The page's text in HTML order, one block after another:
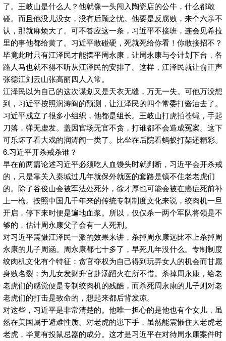
了。王岐山是什么人？他就像一头闯入陶瓷店的公牛，什么都敢
碰。而且他没儿没女，没有后顾之忧。他要是反腐败，来个六亲不
认，那就麻烦大了。可不答应这一条，习近平不接班，连会见希拉
里的事他都给黄了。习近平敢碰硬，死就死给你看！你敢接招不？
毕竟此时只有江泽民才能摆平周永康，让周永康与令计划下台，各
路人马也就不得不听从江泽民的安排了。这样，江泽民就让俞正声
张德江刘云山张高丽四人入常。
江泽民以为自己的这次谋划又是天衣无缝，万无一失。可他万没想
到，习近平按照润涛阎的预测，让江泽民的四个常委打酱油去了。
习近平成立了很多小组织，他都是组长。王岐山打虎拍苍蝇，手起
刀落，弹无虚发。盖因官场无官不贪，打谁都不会造成冤案。这下
可乐坏了看大戏的润涛阎一类了。比坐在后院看蚂蚁打架还精彩。
6.习近平开杀戒杀谁？
早在前两篇论述习近平必须吃人血馒头时就判断，习近平会开杀戒
的，只是靠关入秦城过几年就保外就医的套路是镇不住老老虎们
的。除了谷俊山会被军法处死外，徐才厚也可能会被在癌症死前补
上一枪。按照中国几千年来的传统专制制度文化来说，绞肉机一旦
开启，停下来时便是遍地血浆。所以，仅仅杀一两个军队将领是不
够的，估计周永康父子会有一人死刑。
对习近平震慑江泽民一派的效果来讲，杀掉周永康远比不上杀掉周
永康的儿子周涵。周永康都七十多了，早死几年没什么。专制制度
绞肉机文化有个特征：贪官夺权为自己得到玩弄女人的机会而甘愿
身败名裂；为儿女发财升官赴汤蹈火在所不惜。杀掉周永康，给老
老虎们的感觉便是专制绞肉机的残酷，而杀死周永康的儿子则对老
老虎们的打击是致命的，想起来都后背发凉。
对这些，习近平是非常清楚的。他唯一担心的是他也有个女儿，虽
然在美国属于避难性质。对老虎的崽下手，虽然能震慑住大老虎老
老虎，毕竟有投鼠忌器的成分。这才是习近平在对待周永康案件时